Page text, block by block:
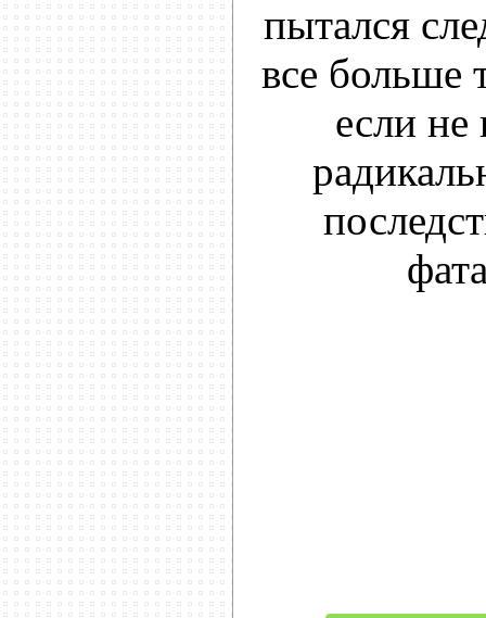
пытался
все больше
если не